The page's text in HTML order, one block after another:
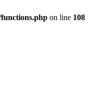
on line 108